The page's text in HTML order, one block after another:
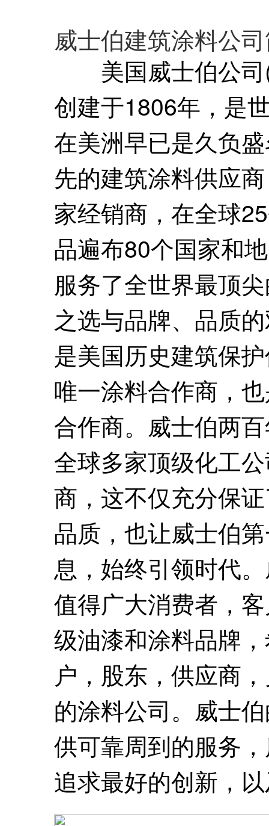
威士伯建筑涂料公
美国威士伯公司
创建于1806年，是
在美洲早已是久负
先的建筑涂料供应
家经销商，在全球
品遍布80个国家和
服务了全世界最顶
之选与品牌、品质
是美国历史建筑保
唯一涂料合作商，
合作商。威士伯两
全球多家顶级化工
商，这不仅充分保
品质，也让威士伯
息，始终引领时代
值得广大消费者，
级油漆和涂料品牌
户，股东，供应商
的涂料公司。威士
供可靠周到的服务
追求最好的创新，